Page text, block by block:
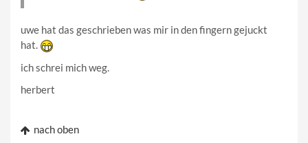
uwe hat das geschrieben was mir in den fingern gejuckt
hat.
ich schrei mich weg.
herbert
nach oben